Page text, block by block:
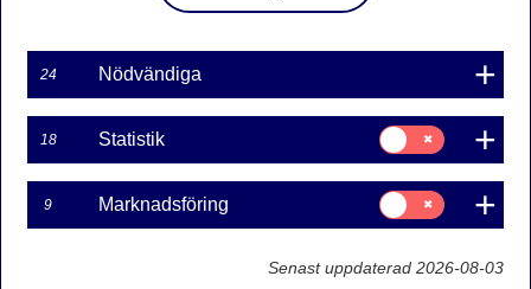
24 Nödvändiga
18 Statistik
Samtycke
för:
Statistik
9 Marknadsföring
Samtycke
för:
Marknadsföring
Senast uppdaterad 2026-08-03